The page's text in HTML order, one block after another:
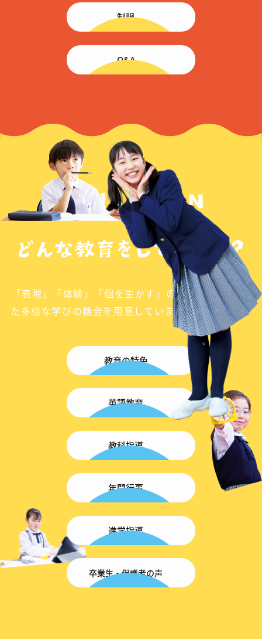
制服
Q&A
教育について
「表現」「体験」「個を生かす」の３つを大切にし
た多様な学びの機会を用意しています。
教育の特色
英語教育
教科指導
年間行事
進学指導
卒業生・保護者の声